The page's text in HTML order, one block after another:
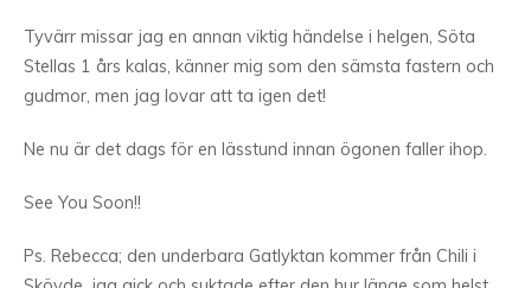
Tyvärr missar jag en annan viktig händelse i helgen, Söta
Stellas 1 års kalas, känner mig som den sämsta fastern och
gudmor, men jag lovar att ta igen det!
Ne nu är det dags för en lässtund innan ögonen faller ihop.
See You Soon!!
Ps. Rebecca; den underbara Gatlyktan kommer från Chili i